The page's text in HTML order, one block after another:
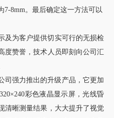
7-8mm。最后确定这一方法可以
及为客户提供切实可行的无损检
度赞誉，技术人员即刻向公司汇
司强力推出的升级产品，它更加
彩色液晶显示屏，光线昏
清晰测量结果，大大提升了视觉